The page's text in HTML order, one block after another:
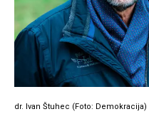
dr. Ivan Štuhec (Foto: Demokracija)